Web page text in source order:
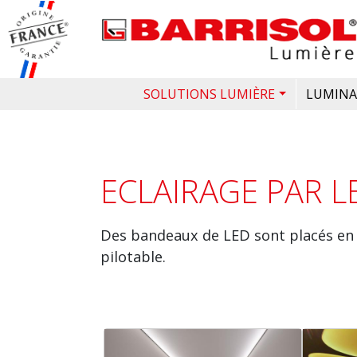
Aller au contenu principal
Image
NAVIGATION
SOLUTIONS LUMIÈRE
ECLAIRAGE PAR
Des bandeaux de LED sont placés
pilotable.